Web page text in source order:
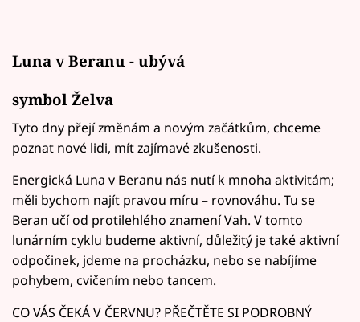
Luna v Beranu - ubývá
symbol Želva
Tyto dny přejí změnám a novým začátkům, chceme
poznat nové lidi, mít zajímavé zkušenosti.
Energická Luna v Beranu nás nutí k mnoha aktivitám;
měli bychom najít pravou míru – rovnováhu. Tu se
Beran učí od protilehlého znamení Vah. V tomto
lunárním cyklu budeme aktivní, důležitý je také aktivní
odpočinek, jdeme na procházku, nebo se nabíjíme
pohybem, cvičením nebo tancem.
CO VÁS ČEKÁ V ČERVNU? PŘEČTĚTE SI PODROBNÝ